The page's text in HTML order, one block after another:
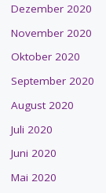
Dezember 2020
November 2020
Oktober 2020
September 2020
August 2020
Juli 2020
Juni 2020
Mai 2020